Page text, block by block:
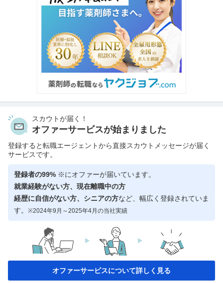
スカウトが届く！
オファーサービスが始まりました
登録すると転職エージェントから直接スカウトメッセージが届く
サービスです。
登録者の99% ※にオファーが届いています。
就業経験がない方、現在離職中の方
経歴に自信がない方、シニアの方など、幅広く登録されていま
す。 ※2024年9月～2025年4月の当社実績
オファーサービスについて詳しく見る